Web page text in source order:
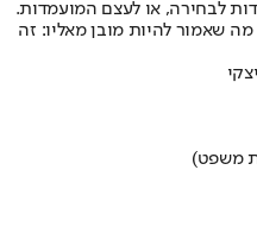
לבחירה, או לעצם המועמדות.
שאמור להיות מובן מאליו: זה
משפט)